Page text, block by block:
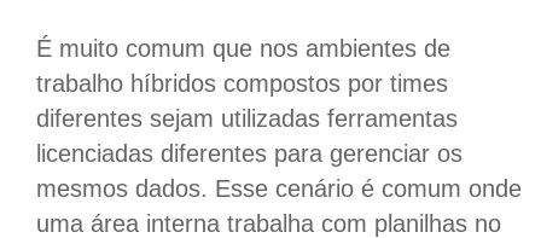
É muito comum que nos ambientes de
trabalho híbridos compostos por times
diferentes sejam utilizadas ferramentas
licenciadas diferentes para gerenciar os
mesmos dados. Esse cenário é comum onde
uma área interna trabalha com planilhas no